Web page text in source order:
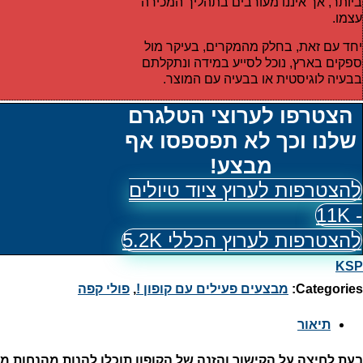
עצמו.
יחד עם זאת, בחלק מהמקרים, בעיקר מול
ספקים בארץ, נוכל לסייע במידה ונתקלתם
בבעיה לוגיסטית או בבעיה עם המוצר.
הצטרפו לערוצי הטלגרם
שלנו וכך לא תפספסו אף
מבצע!
להצטרפות לערוץ ציוד טיולים
- 11K
להצטרפות לערוץ הכללי 5.2K
KSP
Categories: מבצעים פעילים עם קופון !, פולי קפה
תיאור
בעת לחיצה על הקישור והזנה של הקופון תוכלו להנות